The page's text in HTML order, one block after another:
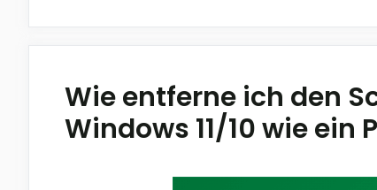
Wie entferne ich den
Windows 11/10 wie ein